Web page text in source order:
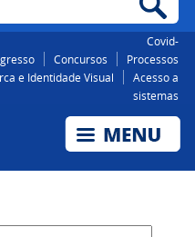
Covid-
Concursos
Processos
e Identidade Visual
Acesso a
sistemas